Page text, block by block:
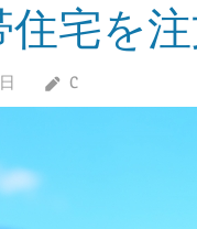
住宅を
C